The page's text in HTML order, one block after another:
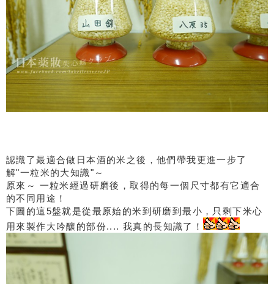
認識了最適合做日本酒的米之後，他們帶我更進一步了
解"一粒米的大知識"～
原來～ 一粒米經過研磨後，取得的每一個尺寸都有它適合
的不同用途！
下圖的這5盤就是從最原始的米到研磨到最小，只剩下米心
用來製作大吟釀的部份.... 我真的長知識了！